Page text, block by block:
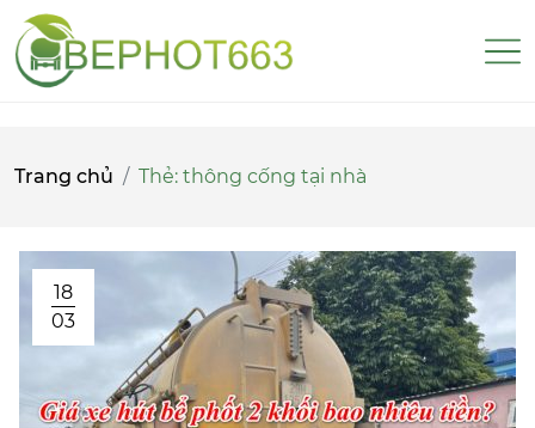
Trang chủ Thẻ: thông cống tại nhà
18
03